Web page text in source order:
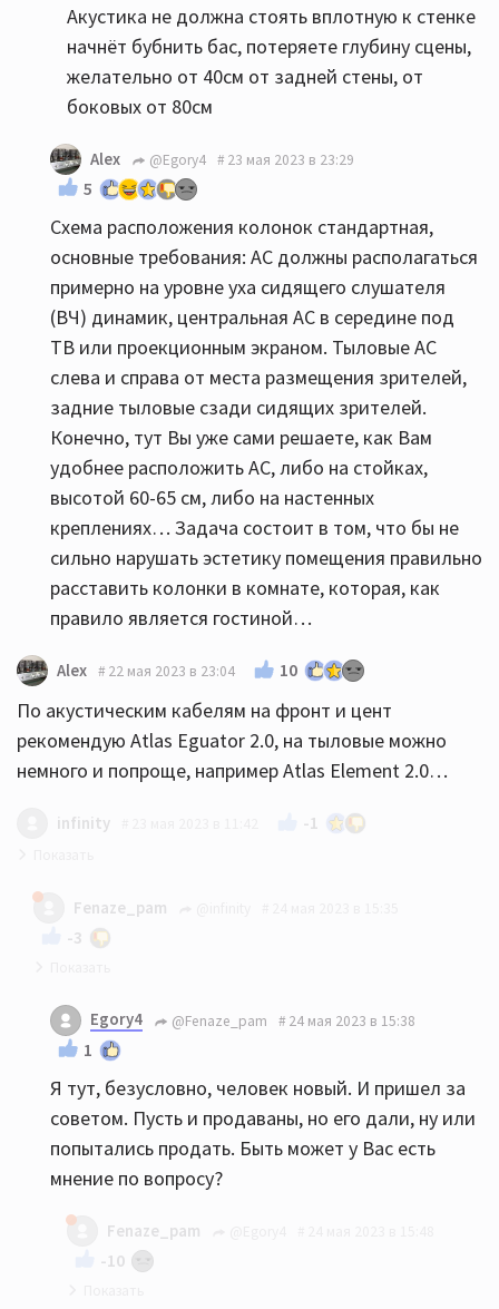
Акустика не должна стоять вплотную к стенке
начнёт бубнить бас, потеряете глубину сцены,
желательно от 40см от задней стены, от
боковых от 80см
Alex @Egory4 23 мая 2023 в 23:29
5
Схема расположения колонок стандартная,
основные требования: АС должны располагаться
примерно на уровне уха сидящего слушателя
(ВЧ) динамик, центральная АС в середине под
ТВ или проекционным экраном. Тыловые АС
слева и справа от места размещения зрителей,
задние тыловые сзади сидящих зрителей.
Конечно, тут Вы уже сами решаете, как Вам
удобнее расположить АС, либо на стойках,
высотой 60-65 см, либо на настенных
креплениях… Задача состоит в том, что бы не
сильно нарушать эстетику помещения правильно
расставить колонки в комнате, которая, как
правило является гостиной…
Alex 22 мая 2023 в 23:04 10
По акустическим кабелям на фронт и цент
рекомендую Atlas Eguator 2.0, на тыловые можно
немного и попроще, например Atlas Element 2.0…
infinity -1
за 20-30 можно брать что угодно, хуже не станет
Fenaze_pam
-3
Тут религия,не поймут
Egory4 @Fenaze_pam 24 мая 2023 в 15:38
1
Я тут, безусловно, человек новый. И пришел за
советом. Пусть и продаваны, но его дали, ну или
попытались продать. Быть может у Вас есть
мнение по вопросу?
Fenaze_pam
-10